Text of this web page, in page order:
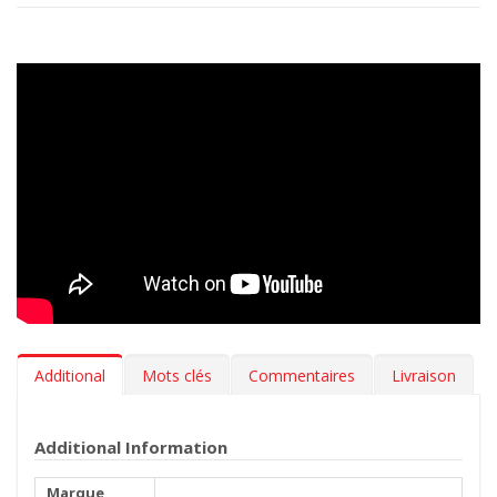
Additional Mots clés Commentaires Livraison
Additional Information
Marque